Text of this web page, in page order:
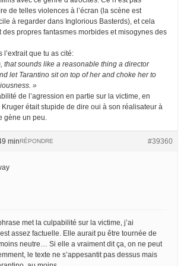
de telles violences à l’écran (la scène est
à regarder dans Inglorious Basterds), et cela
des propres fantasmes morbides et misogynes des
que tu as cité:
that sounds like a reasonable thing a director
let Tarantino sit on top of her and choke her to
»
de l’agression en partie sur la victime, en
était stupide de dire oui à son réalisateur à
gène un peu.
min #39360
RÉPONDRE
met la culpabilité sur la victime, j’ai
assez factuelle. Elle aurait pu être tournée de
neutre… Si elle a vraiment dit ça, on ne peut
le texte ne s’appesantit pas dessus mais